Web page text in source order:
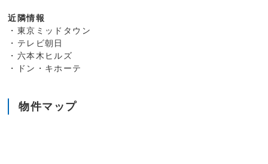
近隣情報
・東京ミッドタウン
・テレビ朝日
・六本木ヒルズ
・ドン・キホーテ
物件マップ